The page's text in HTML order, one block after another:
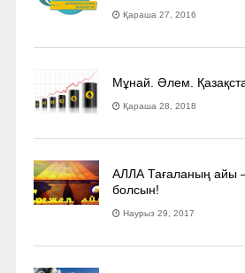
Қараша 27, 2016
Мұнай. Әлем.
Қараша 28, 2018
АЛЛА Тағаланың айы
болсын!
Наурыз 29, 2017